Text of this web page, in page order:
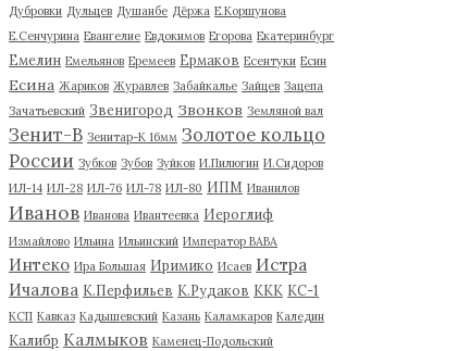
Дубровки Дульцев Душанбе Дёржа Е.Коршунова
Е.Сенчурина Евангелие Евдокимов Егорова Екатеринбург
Емелин Емельянов Еремеев Ермаков Есентуки Есин
Есина Жариков Журавлев Забайкалье Зайцев Зацепа
Зачатьевский Звенигород Звонков Земляной вал
Зенит-В Зенитар-К 16мм Золотое кольцо
России Зубков Зубов Зуйков И.Пилюгин И.Сидоров
ИЛ-14 ИЛ-28 ИЛ-76 ИЛ-78 ИЛ-80 ИПМ Иванилов
Иванов Иванова Ивантеевка Иероглиф
Измайлово Ильина Ильинский Император ВАВА
Интеко Ира Большая Иримико Исаев Истра
Ичалова К.Перфильев К.Рудаков ККК КС-1
КСП Кавказ Кадышевский Казань Каламкаров Каледин
Калибр Калмыков Каменец-Подольский